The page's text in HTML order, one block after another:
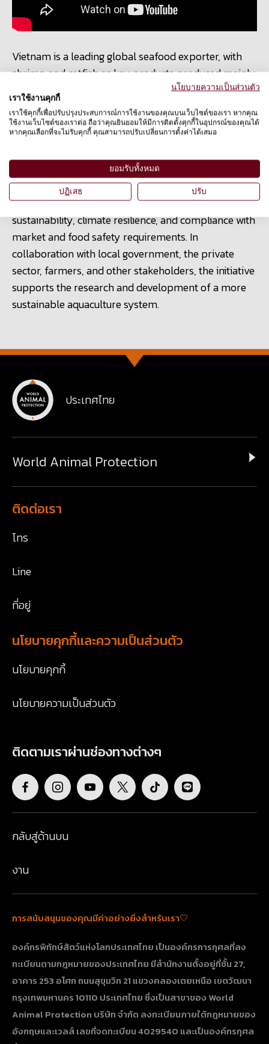
Vietnam is a leading global seafood exporter, with
shrimp and catfish as key products produced mainly
by small-scale farmers in the Mekong Delta. The
aquaculture sector faces increasing challenges from
environmental degradation, disease risks, food
safety concerns, and climate change, threatening
livelihoods and long-term sustainability.
The initiative aims to improve aquaculture practices
to enhance fish and shrimp welfare, environmental
sustainability, climate resilience, and compliance with
market and food safety requirements. In
collaboration with local government, the private
sector, farmers, and other stakeholders, the initiative
supports the research and development of a more
sustainable aquaculture system.
ประเทศไทย
World Animal Protection
ติดต่อเรา
โทร
Line
ที่อยู่
นโยบายคุกกี้และความเป็นส่วนตัว
นโยบายคุกกี้
นโยบายความเป็นส่วนตัว
ติดตามเราผ่านช่องทางต่างๆ
กลับสู่ด้านบน
งาน
การสนับสนุนของคุณมีค่าอย่างยิ่งสำหรับเรา🤍
องค์กรพิทักษ์สัตว์แห่งโลกประเทศไทย เป็นองค์กรการกุศลที่ลง
ทะเบียนตามกฎหมายของประเทศไทย มีสำนักงานตั้งอยู่ที่ชั้น 27,
อาคาร 253 อโศก ถนนสุขุมวิท 21 แขวงคลองเตยเหนือ เขตวัฒนา
กรุงเทพมหานคร 10110 ประเทศไทย​​​​​​​ ซึ่งเป็นสาขาของ World
Animal Protection บริษัท จำกัด ลงทะเบียนภายใต้กฎหมายของ
อังกฤษและเวลส์ เลขที่จดทะเบียน 4029540 และเป็นองค์กรกุศล
นโยบายความเป็นส่วนตัว
เราใช้งานคุกกี้
เราใช้คุกกี้เพื่อปรับปรุงประสบการณ์การใช้งานของคุณบนเว็บไซต์ของเรา หากคุณ
ใช้งานเว็บไซต์ของเราต่อ ถือว่าคุณยินยอมให้มีการติดตั้งคุกกี้ในอุปกรณ์ของคุณได้
หากคุณเลือกที่จะไม่รับคุกกี้ คุณสามารถปรับเปลี่ยนการตั้งค่าได้เสมอ
ยอมรับทั้งหมด
ปฏิเสธ ปรับ